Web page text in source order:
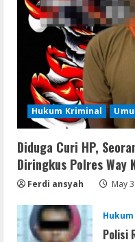
2
3
Movies
Vertex
𝐘𝐢𝐟𝐲
4
Vpn
Virus]
Hukum Kriminal
Diduga Curi HP,
Diringkus Polres Way
Ferdi ansyah May
Polisi